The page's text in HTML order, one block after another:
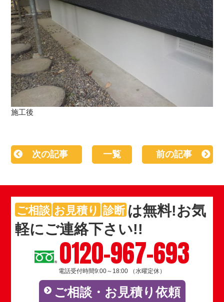
施工後
次の記事 一覧 前の記事
ご相談 お見積り 診断 は無料!お気
軽にご連絡下さい!!
0120-967-693
電話受付時間9:00～18:00 （水曜定休）
ご相談・お見積り依頼